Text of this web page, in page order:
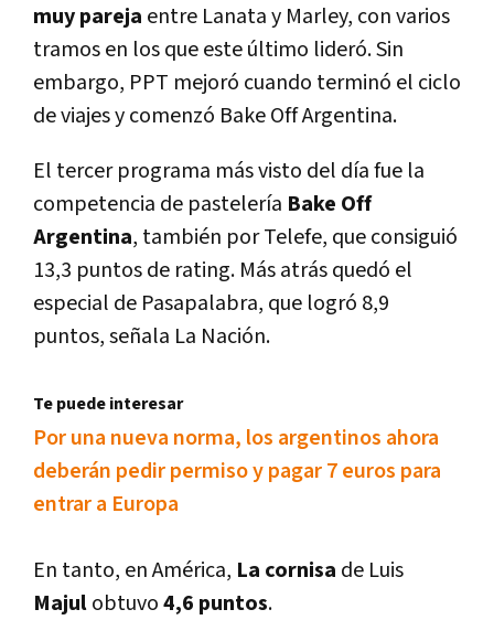
muy pareja entre Lanata y Marley, con varios
tramos en los que este último lideró. Sin
embargo, PPT mejoró cuando terminó el ciclo
de viajes y comenzó Bake Off Argentina.
El tercer programa más visto del dí­a fue la
competencia de pastelerí­a Bake Off
Argentina, también por Telefe, que consiguió
13,3 puntos de rating. Más atrás quedó el
especial de Pasapalabra, que logró 8,9
puntos, señala La Nación.
Te puede interesar
Por una nueva norma, los argentinos ahora
deberán pedir permiso y pagar 7 euros para
entrar a Europa
En tanto, en América, La cornisa de Luis
Majulobtuvo4,6 puntos.